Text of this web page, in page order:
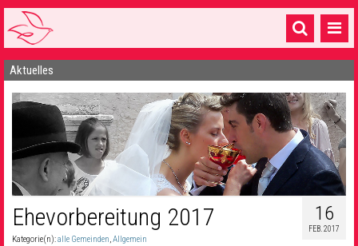
Startseite
1 Pfarrei
16 Gemeinden & mehr
Gottesdienste & Sinnsuche
Gemeinschaft & Soziales
Aktuelles
16
FEB. 2017
Ehevorbereitung 2017
Kategorie(n):alle Gemeinden,Allgemein